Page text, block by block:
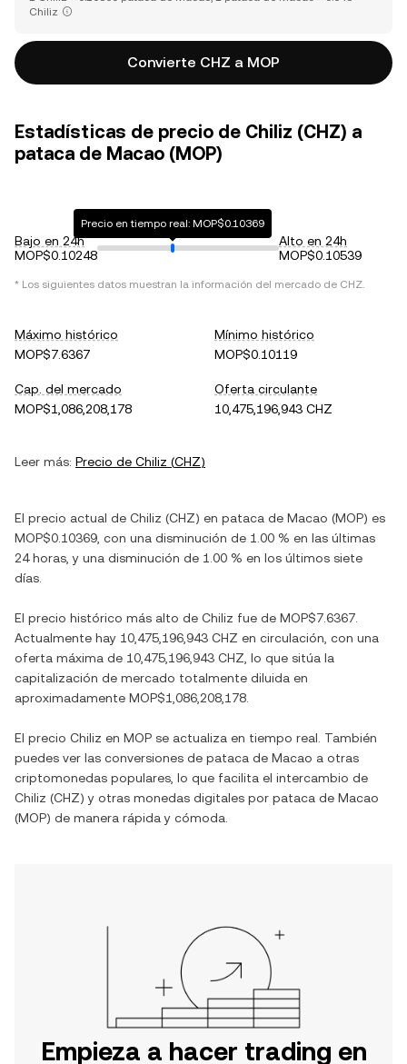
Chiliz
Convierte CHZ a MOP
Estadísticas de precio de Chiliz (CHZ) a
pataca de Macao (MOP)
Bajo en 24h
MOP$0.10248
Precio en tiempo real: MOP$0.10369
Alto en 24h
MOP$0.10539
* Los siguientes datos muestran la información del mercado de CHZ.
Máximo histórico
MOP$7.6367
Mínimo histórico
MOP$0.10119
Cap. del mercado
MOP$1,086,208,178
Oferta circulante
10,475,196,943 CHZ
Leer más: Precio de Chiliz (CHZ)
El precio actual de Chiliz (CHZ) en pataca de Macao (MOP) es
MOP$0.10369 , con una disminución de 1.00 % en las últimas
24 horas, y una disminución de 1.00 % en los últimos siete
días.
El precio histórico más alto de Chiliz fue de MOP$7.6367
Actualmente hay 10,475,196,943 CHZ en circulación, con una
oferta máxima de 10,475,196,943 CHZ , lo que sitúa la
capitalización de mercado totalmente diluida en
aproximadamente MOP$1,086,208,178
El precio Chiliz en MOP se actualiza en tiempo real. También
puedes ver las conversiones de pataca de Macao a otras
criptomonedas populares, lo que facilita el intercambio de
Chiliz (CHZ) y otras monedas digitales por pataca de Macao
(MOP) de manera rápida y cómoda.
Empieza a hacer trading en